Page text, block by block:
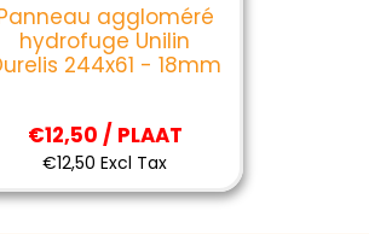
aggloméré
hydrofuge Unilin
244x61 - 18mm
€12,50 / PLAAT
€12,50 Excl Tax